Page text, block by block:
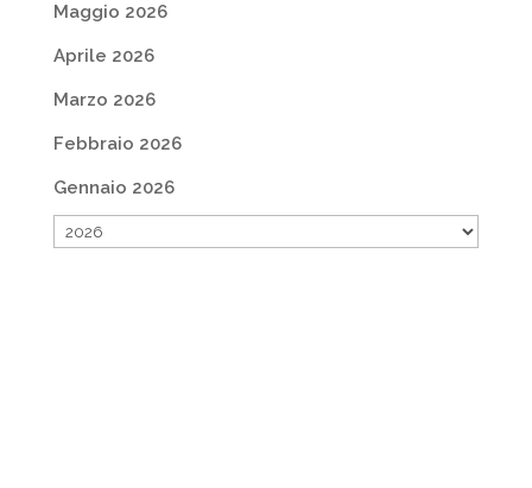
Maggio 2026
Aprile 2026
Marzo 2026
Febbraio 2026
Gennaio 2026